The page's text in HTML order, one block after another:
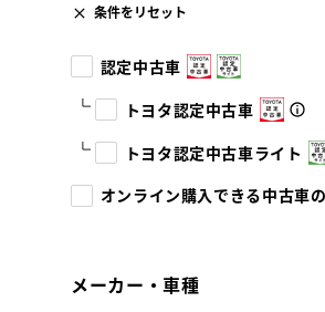
条件をリセット
認定中古車
トヨタ認定中古車
トヨタ認定中古車ライト
オンライン購入できる中古車
メーカー・車種